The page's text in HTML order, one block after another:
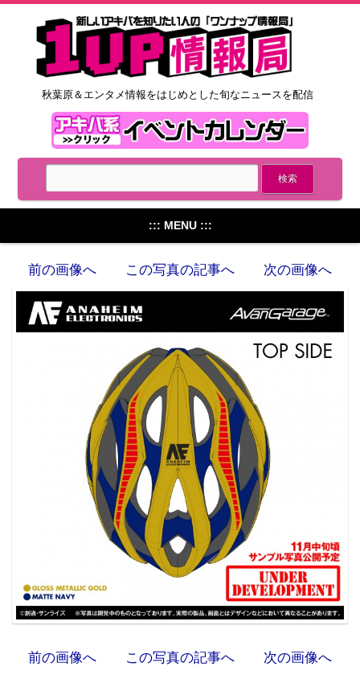
秋葉原＆エンタメ情報をはじめとした旬なニュースを配信
::: MENU :::
前の画像へ この写真の記事へ 次の画像へ
前の画像へ この写真の記事へ 次の画像へ